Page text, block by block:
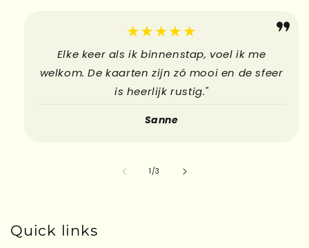
Hebbedingetjes
★★★★★
Elke keer als ik binnenstap, voel ik me
welkom. De kaarten zijn zó mooi en de sfeer
is heerlijk rustig."
Sanne
1/su
3
Quick links